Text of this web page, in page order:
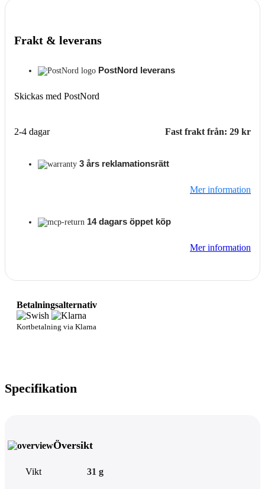
Frakt & leverans
PostNord leverans
Skickas med PostNord
2-4 dagar Fast frakt från: 29 kr
3 års reklamationsrätt
Mer information
14 dagars öppet köp
Mer information
Betalningsalternativ
Kortbetalning via Klarna
Specifikation
Översikt
Vikt 31 g